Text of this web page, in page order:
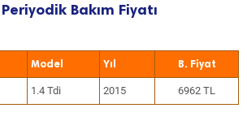
Bakım Fiyatı
Model Yıl
1.4 Tdi 2015 6962 TL